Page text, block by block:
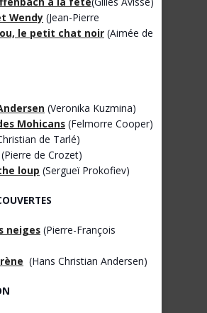
Wendy (Jean-Pierre
le petit chat noir (Aimée de
(Veronika Kuzmina)
Mohicans (Felmorre Cooper)
de Tarlé)
(Pierre de Crozet)
loup (Sergueï Prokofiev)
neiges (Pierre-François
(Hans Christian Andersen)